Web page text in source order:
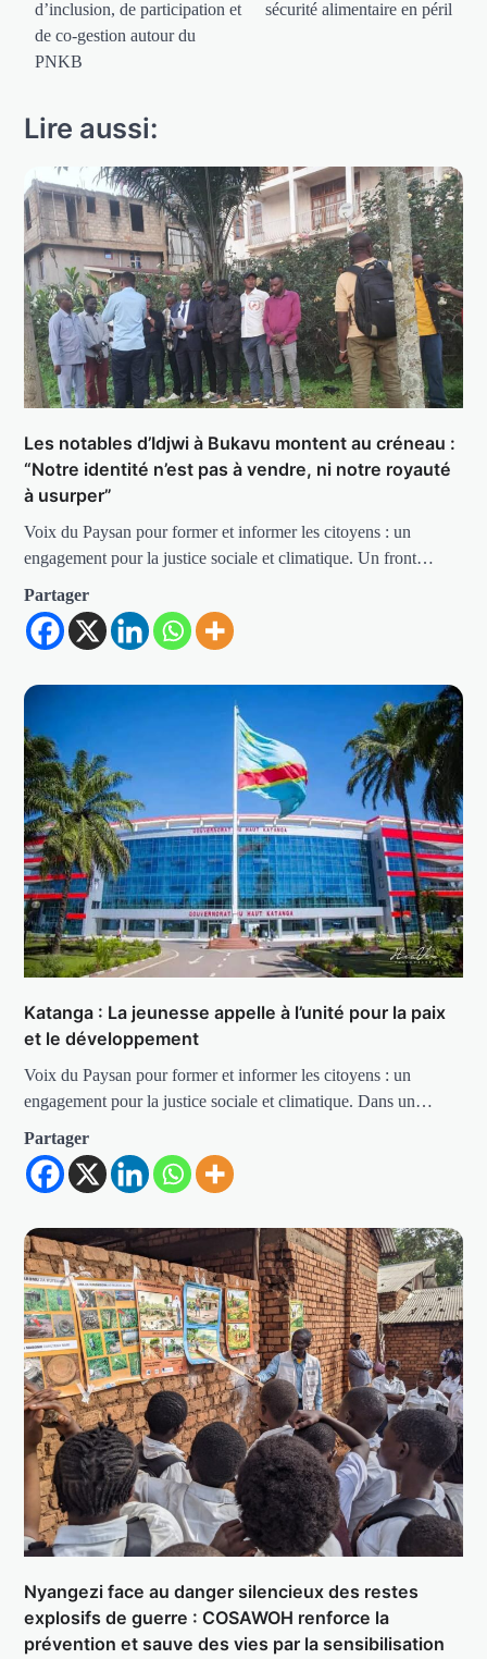
d’inclusion, de participation et
de co-gestion autour du
PNKB
sécurité alimentaire en péril
Lire aussi:
Les notables d’Idjwi à Bukavu montent au créneau :
“Notre identité n’est pas à vendre, ni notre royauté
à usurper”
Voix du Paysan pour former et informer les citoyens : un
engagement pour la justice sociale et climatique. Un front…
Partager
Katanga : La jeunesse appelle à l’unité pour la paix
et le développement
Voix du Paysan pour former et informer les citoyens : un
engagement pour la justice sociale et climatique. Dans un…
Partager
Nyangezi face au danger silencieux des restes
explosifs de guerre : COSAWOH renforce la
prévention et sauve des vies par la sensibilisation